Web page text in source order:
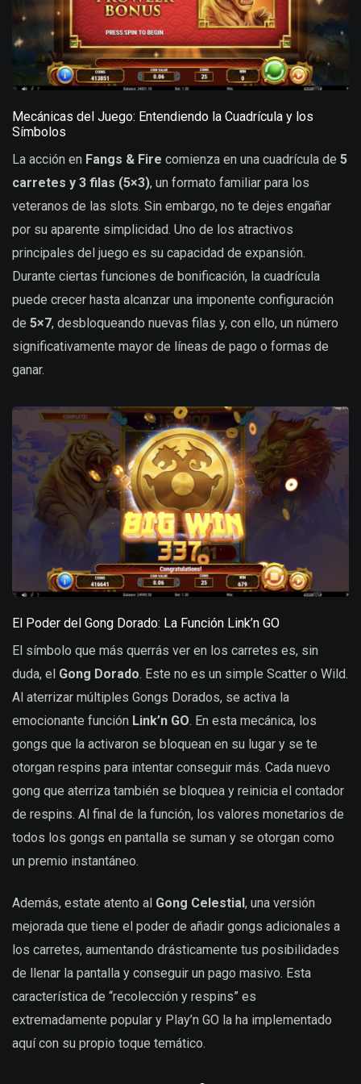
Mecánicas del Juego: Entendiendo la Cuadrícula y los
Símbolos
La acción en Fangs & Fire comienza en una cuadrícula de 5
carretes y 3 filas (5×3), un formato familiar para los
veteranos de las slots. Sin embargo, no te dejes engañar
por su aparente simplicidad. Uno de los atractivos
principales del juego es su capacidad de expansión.
Durante ciertas funciones de bonificación, la cuadrícula
puede crecer hasta alcanzar una imponente configuración
de 5×7, desbloqueando nuevas filas y, con ello, un número
significativamente mayor de líneas de pago o formas de
ganar.
El Poder del Gong Dorado: La Función Link’n GO
El símbolo que más querrás ver en los carretes es, sin
duda, el Gong Dorado. Este no es un simple Scatter o Wild.
Al aterrizar múltiples Gongs Dorados, se activa la
emocionante función Link’n GO. En esta mecánica, los
gongs que la activaron se bloquean en su lugar y se te
otorgan respins para intentar conseguir más. Cada nuevo
gong que aterriza también se bloquea y reinicia el contador
de respins. Al final de la función, los valores monetarios de
todos los gongs en pantalla se suman y se otorgan como
un premio instantáneo.
Además, estate atento al Gong Celestial, una versión
mejorada que tiene el poder de añadir gongs adicionales a
los carretes, aumentando drásticamente tus posibilidades
de llenar la pantalla y conseguir un pago masivo. Esta
característica de “recolección y respins” es
extremadamente popular y Play’n GO la ha implementado
aquí con su propio toque temático.